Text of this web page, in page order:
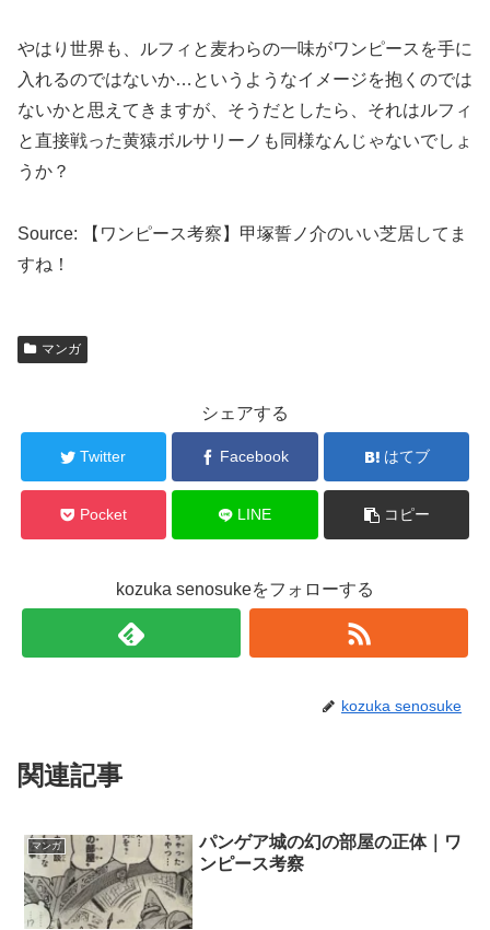
やはり世界も、ルフィと麦わらの一味がワンピースを手に
入れるのではないか…というようなイメージを抱くのでは
ないかと思えてきますが、そうだとしたら、それはルフィ
と直接戦った黄猿ボルサリーノも同様なんじゃないでしょ
うか？
Source: 【ワンピース考察】甲塚誓ノ介のいい芝居してま
すね！
マンガ
シェアする
Twitter Facebook はてブ
Pocket LINE コピー
kozuka senosukeをフォローする
kozuka senosuke
関連記事
マンガ
パンゲア城の幻の部屋の正体｜ワ
ンピース考察